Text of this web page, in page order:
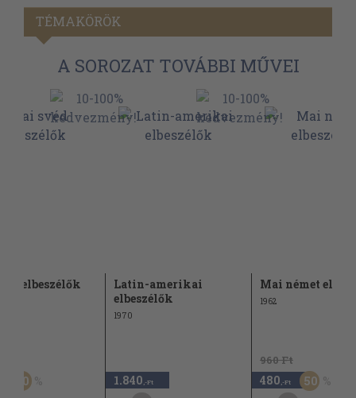
TÉMAKÖRÖK
A SOROZAT TOVÁBBI MŰVEI
elbeszélők
30
Latin-amerikai
elbeszélők
1970
1.840 ,-Ft
Mai német
1962
960 Ft
480 ,-Ft 50